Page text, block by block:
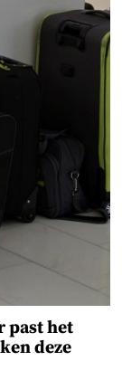
past het
deze